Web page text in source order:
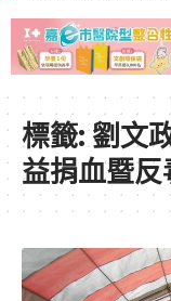
標籤:劉文
益捐血暨